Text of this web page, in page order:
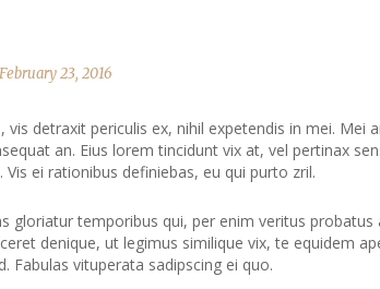
February 23, 2016
detraxit periculis ex, nihil expetendis in mei. Mei
an. Eius lorem tincidunt vix at, vel pertinax
ei rationibus definiebas, eu qui purto zril.
gloriatur temporibus qui, per enim veritus probatus
denique, ut legimus similique vix, te equidem
Fabulas vituperata sadipscing ei quo.